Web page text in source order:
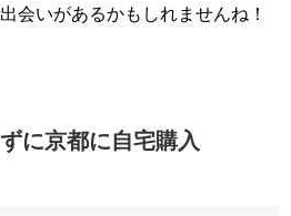
会いがあるかもしれませんね！
に京都に自宅購入